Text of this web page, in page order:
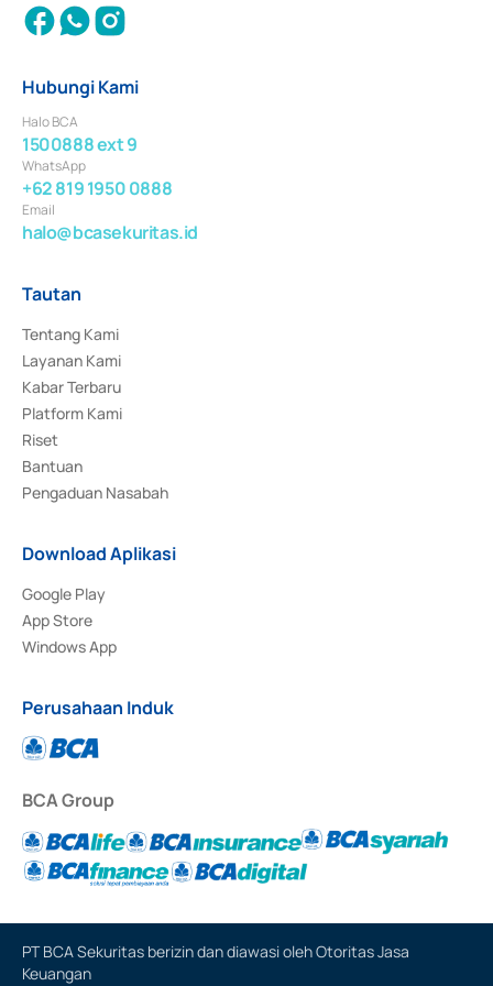
Hubungi Kami
Halo BCA
1500888 ext 9
WhatsApp
+62 819 1950 0888
Email
halo@bcasekuritas.id
Tautan
Tentang Kami
Layanan Kami
Kabar Terbaru
Platform Kami
Riset
Bantuan
Pengaduan Nasabah
Download Aplikasi
Google Play
App Store
Windows App
Perusahaan Induk
BCA Group
PT BCA Sekuritas berizin dan diawasi oleh Otoritas Jasa
Keuangan